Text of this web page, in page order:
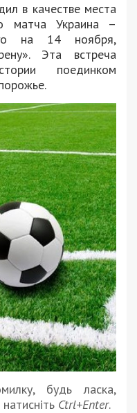
в качестве места
матча Украина –
на 14 ноября,
Эта встреча
поединком
будь ласка,
Ctrl+Enter.